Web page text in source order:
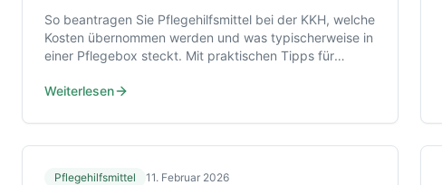
So beantragen Sie Pflegehilfsmittel bei der KKH, welche
Kosten übernommen werden und was typischerweise in
einer Pflegebox steckt. Mit praktischen Tipps für
Weiterlesen
Pflegehilfsmittel 11. Februar 2026